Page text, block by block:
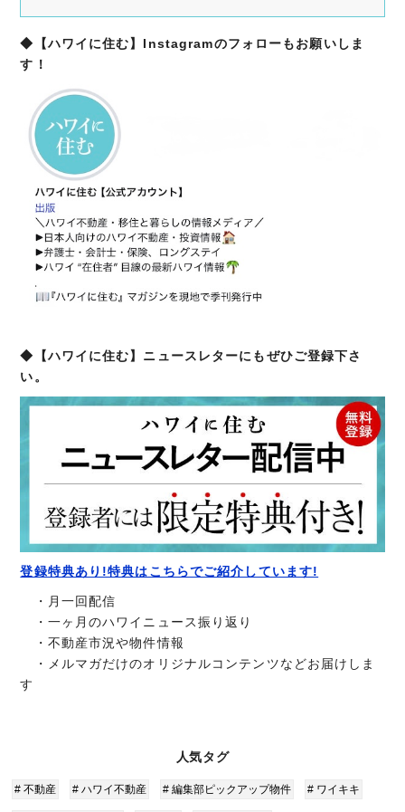
◆【ハワイに住む】Instagramのフォローもお願いしま
す！
◆【ハワイに住む】ニュースレターにもぜひご登録下さ
い。
登録特典あり!特典はこちらでご紹介しています!
・月一回配信
・一ヶ月のハワイニュース振り返り
・不動産市況や物件情報
・メルマガだけのオリジナルコンテンツなどお届けしま
す
人気タグ
# 不動産 # ハワイ不動産 # 編集部ピックアップ物件 # ワイキキ